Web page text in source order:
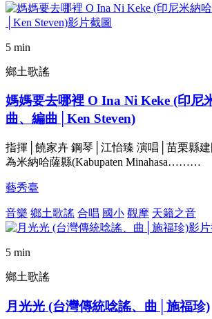
5 min
鄉土歌謠
媽媽要去哪裡 O Ina Ni Keke (印尼
曲、編曲│Ken Steven)
指揮│饒家卉 鋼琴│江怡臻 演唱│苗栗縣
為米納哈薩縣(Kabupaten Minahasa………
藝秀臺
音樂 鄉土歌謠 合唱 國小 觀摩 天籟之音
5 min
鄉土歌謠
月光光 (台灣傳統唸謠、曲│施福珍)